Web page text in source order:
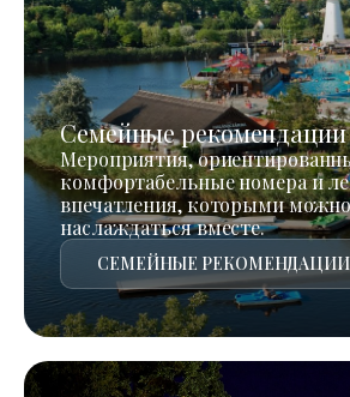
Семейные рекомендации
Мероприятия,
комфортабельные номера и
впечатления, которыми
наслаждаться вместе.
СЕМЕЙНЫЕ РЕКОМЕНДАЦИИ